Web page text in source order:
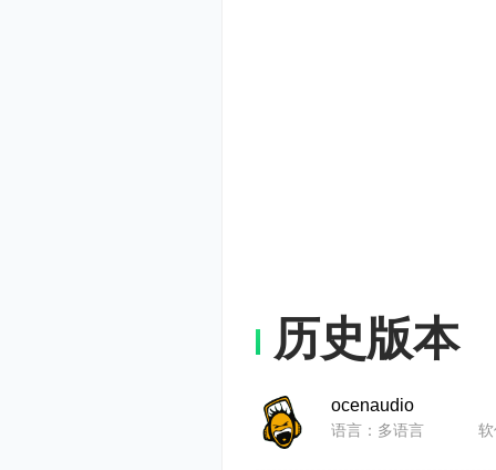
能和相同的
可以用在其
为了协助
历史版本
ocenaudio
语言：多语言